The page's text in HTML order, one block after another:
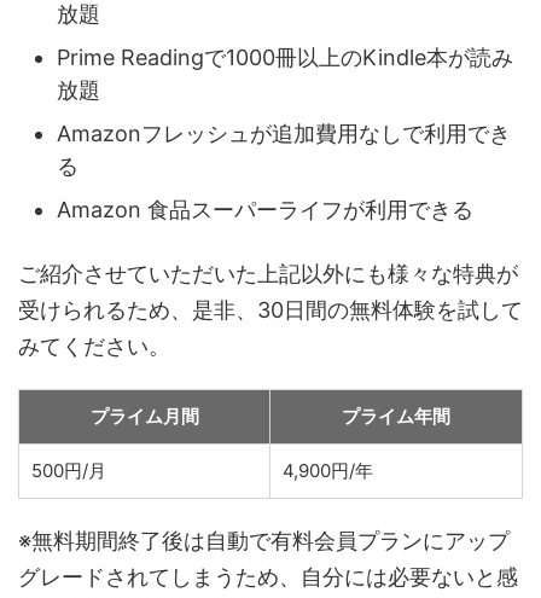
放題
Prime Readingで1000冊以上のKindle本が読み
放題
Amazonフレッシュが追加費用なしで利用でき
る
Amazon 食品スーパーライフが利用できる
ご紹介させていただいた上記以外にも様々な特典が
受けられるため、是非、30日間の無料体験を試して
みてください。
プライム月間 プライム年間
500円/月 4,900円/年
※無料期間終了後は自動で有料会員プランにアップ
グレードされてしまうため、自分には必要ないと感